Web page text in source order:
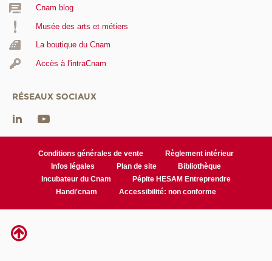
Cnam blog
Musée des arts et métiers
La boutique du Cnam
Accès à l'intraCnam
RÉSEAUX SOCIAUX
Conditions générales de vente
Règlement intérieur
Infos légales
Plan de site
Bibliothèque
Incubateur du Cnam
Pépite HESAM Entreprendre
Handi'cnam
Accessibilité: non conforme